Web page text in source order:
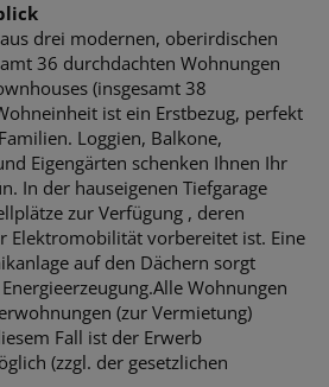
drei modernen, oberirdischen
36 durchdachten Wohnungen
(insgesamt 38
ist ein Erstbezug, perfekt
Loggien, Balkone,
Eigengärten schenken Ihnen Ihr
In der hauseigenen Tiefgarage
zur Verfügung , deren
Elektromobilität vorbereitet ist. Eine
auf den Dächern sorgt
Alle Wohnungen
(zur Vermietung)
Fall ist der Erwerb
(zzgl. der gesetzlichen